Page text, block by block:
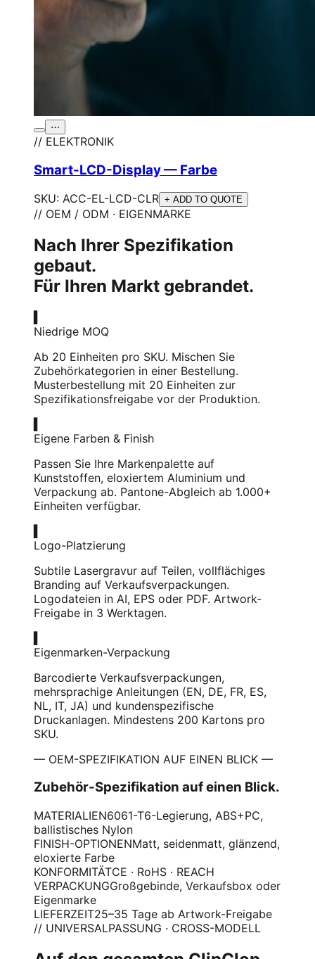
⋯
// ELEKTRONIK
Smart-LCD-Display — Farbe
SKU: ACC-EL-LCD-CLR + ADD TO QUOTE
// OEM / ODM · EIGENMARKE
Nach Ihrer Spezifikation
gebaut.
Für Ihren Markt gebrandet.
Niedrige MOQ
Ab 20 Einheiten pro SKU. Mischen Sie
Zubehörkategorien in einer Bestellung.
Musterbestellung mit 20 Einheiten zur
Spezifikationsfreigabe vor der Produktion.
Eigene Farben & Finish
Passen Sie Ihre Markenpalette auf
Kunststoffen, eloxiertem Aluminium und
Verpackung ab. Pantone-Abgleich ab 1.000+
Einheiten verfügbar.
Logo-Platzierung
Subtile Lasergravur auf Teilen, vollflächiges
Branding auf Verkaufsverpackungen.
Logodateien in AI, EPS oder PDF. Artwork-
Freigabe in 3 Werktagen.
Eigenmarken-Verpackung
Barcodierte Verkaufsverpackungen,
mehrsprachige Anleitungen (EN, DE, FR, ES,
NL, IT, JA) und kundenspezifische
Druckanlagen. Mindestens 200 Kartons pro
SKU.
— OEM-SPEZIFIKATION AUF EINEN BLICK —
Zubehör-Spezifikation auf einen Blick.
MATERIALIEN6061-T6-Legierung, ABS+PC,
ballistisches Nylon
FINISH-OPTIONENMatt, seidenmatt, glänzend,
eloxierte Farbe
KONFORMITÄTCE · RoHS · REACH
VERPACKUNGGroßgebinde, Verkaufsbox oder
Eigenmarke
LIEFERZEIT25–35 Tage ab Artwork-Freigabe
// UNIVERSALPASSUNG · CROSS-MODELL